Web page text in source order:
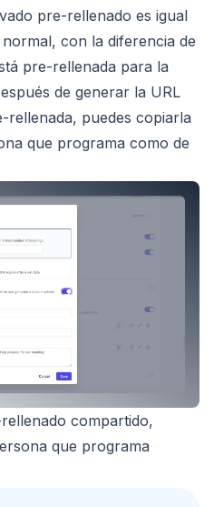
pre-rellenado es igual
con la diferencia de
pre-rellenada para la
de generar la URL
rellenada, puedes copiarla
que programa como de
compartido,
que programa